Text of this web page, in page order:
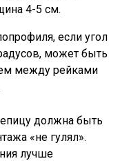
4-5 см.
если угол
может быть
между рейками
должна быть
«не гулял».
лучше